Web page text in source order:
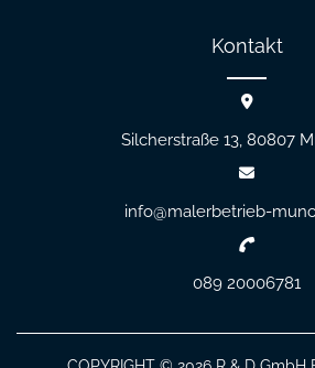
Kontakt
Silcherstraße 13, 80807
info@malerbetrieb-
089 20006781